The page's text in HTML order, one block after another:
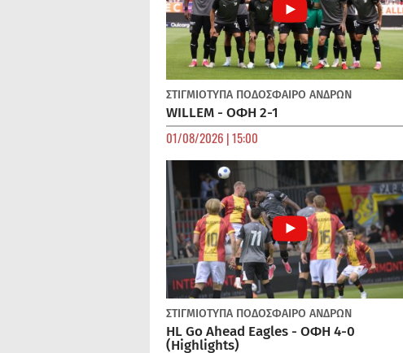
ΣΤΙΓΜΙΟΤΥΠΑ ΠΟΔΌΣΦΑΙΡΟ ΑΝΔΡΏΝ
WILLEM - ΟΦΗ 2-1
01/08/2026 | 15:00
ΣΤΙΓΜΙΟΤΥΠΑ ΠΟΔΌΣΦΑΙΡΟ ΑΝΔΡΏΝ
HL Go Ahead Eagles - ΟΦΗ 4-0
(Highlights)